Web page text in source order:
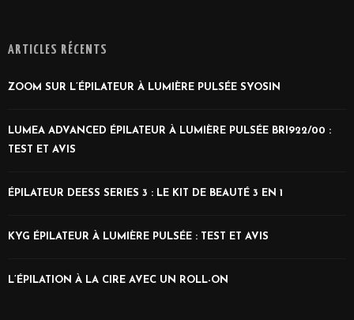
ARTICLES RÉCENTS
ZOOM SUR L’ÉPILATEUR À LUMIÈRE PULSÉE SYOSIN
LUMEA ADVANCED ÉPILATEUR À LUMIÈRE PULSÉE BRI922/00 :
TEST ET AVIS
ÉPILATEUR DEESS SERIES 3 : LE KIT DE BEAUTÉ 3 EN 1
KYG ÉPILATEUR À LUMIÈRE PULSÉE : TEST ET AVIS
L’ÉPILATION À LA CIRE AVEC UN ROLL-ON